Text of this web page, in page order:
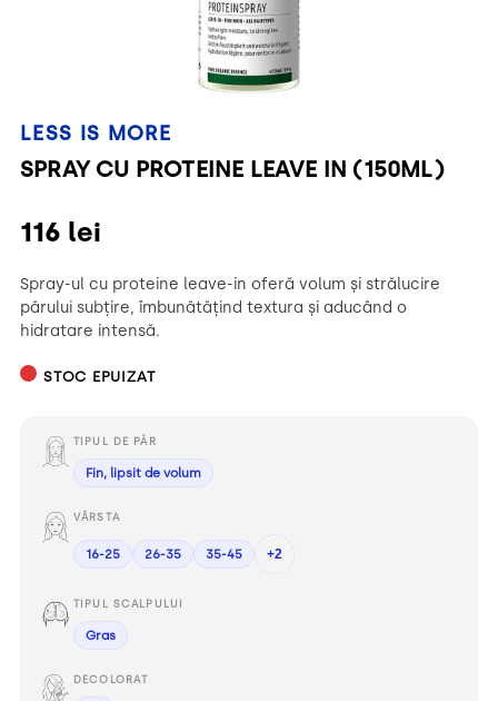
LESS IS MORE
SPRAY CU PROTEINE LEAVE IN (150ML)
116 lei
Spray-ul cu proteine leave-in oferă volum și strălucire
părului subțire, îmbunătățind textura și aducând o
hidratare intensă.
STOC EPUIZAT
TIPUL DE PĂR
Fin, lipsit de volum
VÂRSTA
16-25 26-35 35-45 +2
TIPUL SCALPULUI
Gras
DECOLORAT